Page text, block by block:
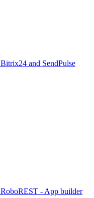
Bitrix24 and SendPulse
RoboREST - App builder